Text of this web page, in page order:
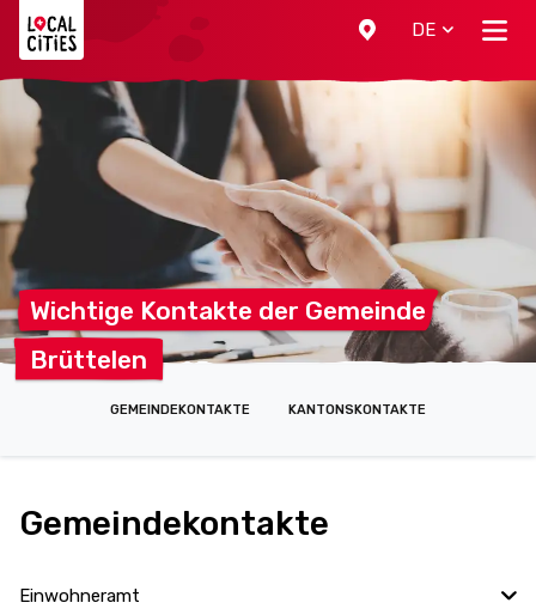
DE
Wichtige Kontakte der Gemeinde
Brüttelen
GEMEINDEKONTAKTE KANTONSKONTAKTE
Gemeindekontakte
Einwohneramt